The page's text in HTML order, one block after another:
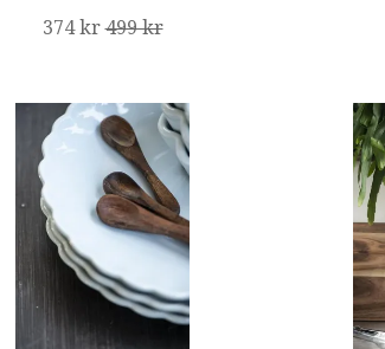
374 kr499 kr